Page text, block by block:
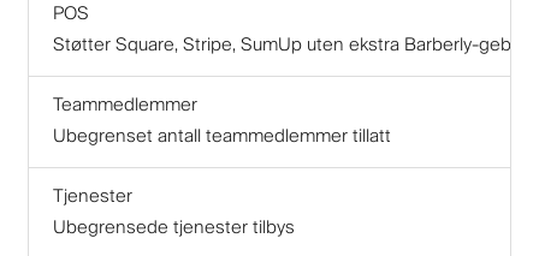
POS
Støtter Square, Stripe, SumUp uten ekstra Barberly-gebyr
Teammedlemmer
Ubegrenset antall teammedlemmer tillatt
Tjenester
Ubegrensede tjenester tilbys